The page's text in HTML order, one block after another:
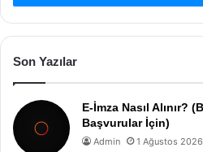
Son Yazılar
E-İmza Nasıl Alınır?
Başvurular İçin)
Admin 1 Ağustos 2026